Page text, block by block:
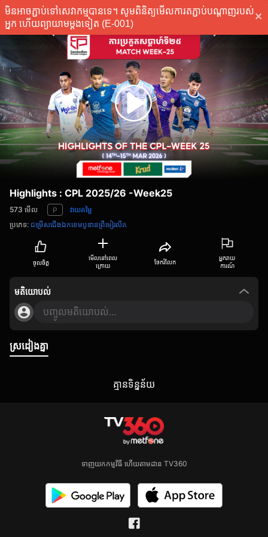
ភ្ជាប់
Highlights : CPL 2025/26 -Week25
573 មើល P
វាយតម្លៃ
ប្រភេទ: ជម្រើសជើងឯកខេមបូឌានព្រីមៀរលីគ
ចូលចិត្ត
មើលនៅពេល
ក្រោយ
ចែករំលែក
អ្នករាយ
ការណ៍
មតិយោបល់
បញ្ចូលមតិយោបល់...
ស្រដៀងគ្នា
គ្មាន​ទិន្នន័យ
ទាញយកកម្មវិធី ហើយតាមដាន TV360
មិនអាចភ្ជាប់ទៅសេវាកម្មបានទេ។ សូមពិនិត្យមើលការតភ្ជាប់បណ្តាញរបស់
អ្នក ហើយព្យាយាមម្តងទៀត (E-001)